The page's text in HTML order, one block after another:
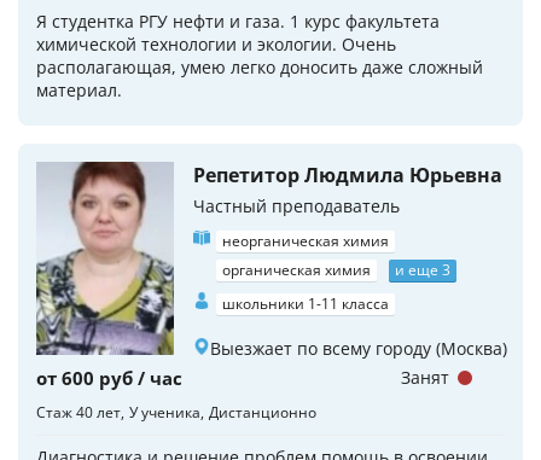
Я студентка РГУ нефти и газа. 1 курс факультета
химической технологии и экологии. Очень
располагающая, умею легко доносить даже сложный
материал.
Репетитор Людмила Юрьевна
Частный преподаватель
неорганическая химия
органическая химия
и еще 3
школьники 1-11 класса
Выезжает по всему городу (Москва)
от 600 руб / час
Стаж 40 лет У ученика Дистанционно
Занят